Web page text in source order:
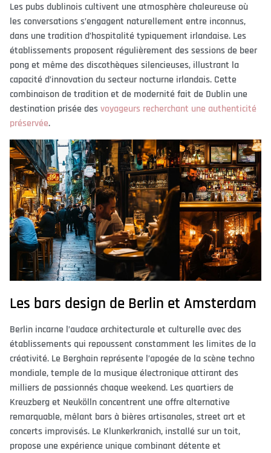
Les pubs dublinois cultivent une atmosphère chaleureuse où
les conversations s’engagent naturellement entre inconnus,
dans une tradition d’hospitalité typiquement irlandaise. Les
établissements proposent régulièrement des sessions de beer
pong et même des discothèques silencieuses, illustrant la
capacité d’innovation du secteur nocturne irlandais. Cette
combinaison de tradition et de modernité fait de Dublin une
destination prisée desvoyageurs recherchant une authenticité
préservée.
Les bars design de Berlin et Amsterdam
Berlin incarne l’audace architecturale et culturelle avec des
établissements qui repoussent constamment les limites de la
créativité. Le Berghain représente l’apogée de la scène techno
mondiale, temple de la musique électronique attirant des
milliers de passionnés chaque weekend. Les quartiers de
Kreuzberg et Neukölln concentrent une offre alternative
remarquable, mêlant bars à bières artisanales, street art et
concerts improvisés. Le Klunkerkranich, installé sur un toit,
propose une expérience unique combinant détente et